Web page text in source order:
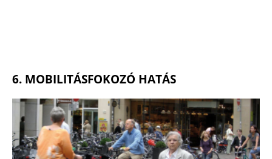
6. MOBILITÁSFOKOZÓ HATÁS